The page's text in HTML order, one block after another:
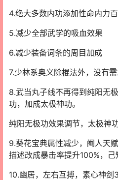
4.绝大多数内功添加性命内力
5.减少全部武学的吸血效果
6.减少装备词条的周目加成
7.少林系奥义除棍法外，没有
8.武当丸子线不再得到纯阳无
功，加成太极神功。
纯阳无极功效果调节，太极神功
9.葵花宝典属性减少，阉人天
描述改成暴击率提升100%，己
10.幽居，左右互搏，素心神剑